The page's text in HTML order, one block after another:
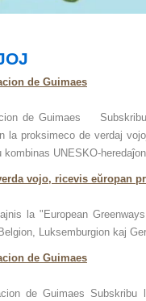
de Guimaes
de Guimaes
la proksimeco de verdaj
UNESKO-
vojo, ricevis eŭropan
la "European
Luksemburgion kaj
de Guimaes
de Guimaes